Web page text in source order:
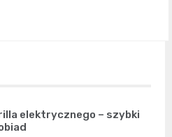
elektrycznego – szybki